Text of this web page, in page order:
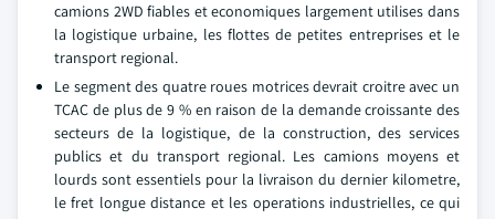
camions 2WD fiables et economiques largement utilises dans
la logistique urbaine, les flottes de petites entreprises et le
transport regional.
Le segment des quatre roues motrices devrait croitre avec un
TCAC de plus de 9 % en raison de la demande croissante des
secteurs de la logistique, de la construction, des services
publics et du transport regional. Les camions moyens et
lourds sont essentiels pour la livraison du dernier kilometre,
le fret longue distance et les operations industrielles, ce qui